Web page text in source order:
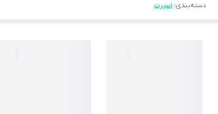
دسته‌بندی: اسپرت